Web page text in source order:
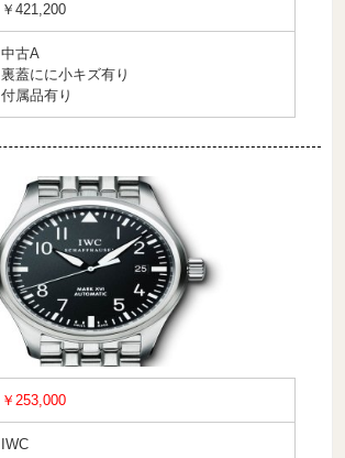
￥421,200
中古A
裏蓋にに小キズ有り
付属品有り
￥253,000
IWC